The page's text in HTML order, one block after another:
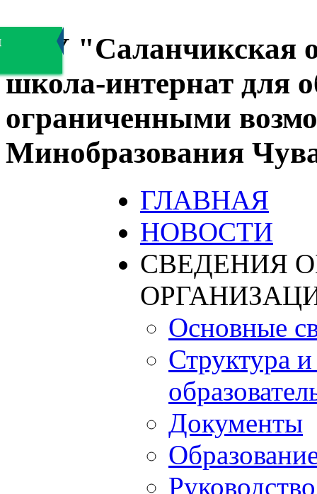
БОУ "Саланчикская
школа-интернат для
ограниченными
Минобразования
ГЛАВНАЯ
НОВОСТИ
СВЕДЕНИЯ
Основные
Структура
Документы
Руководство